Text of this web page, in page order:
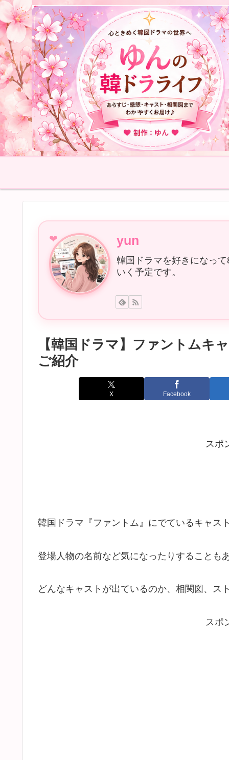
yun
韓国ドラマを好きになっ
いく予定です。
【韓国ドラマ】ファントムキ
ご紹介
X Facebook
スポ
韓国ドラマ『ファントム』にでているキャス
登場人物の名前など気になったりすることも
どんなキャストが出ているのか、相関図、ス
スポ